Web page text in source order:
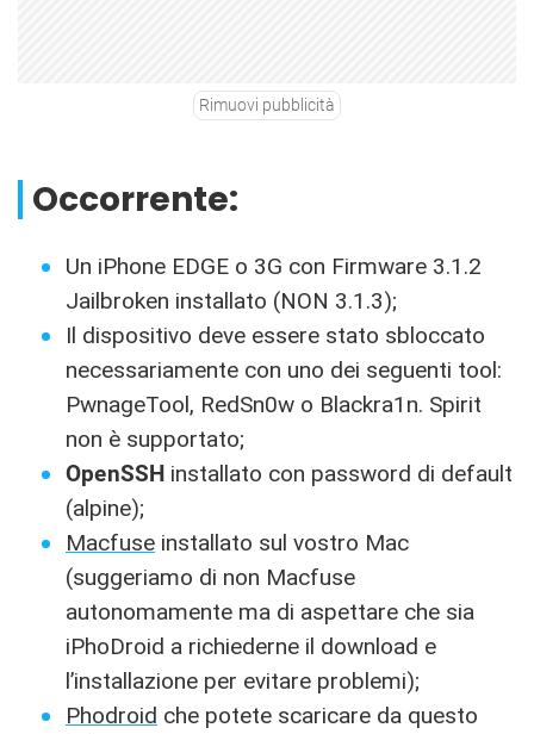
Rimuovi pubblicità
Occorrente:
Un iPhone EDGE o 3G con Firmware 3.1.2
Jailbroken installato (NON 3.1.3);
Il dispositivo deve essere stato sbloccato
necessariamente con uno dei seguenti tool:
PwnageTool, RedSn0w o Blackra1n. Spirit
non è supportato;
OpenSSH installato con password di default
(alpine);
Macfuse installato sul vostro Mac
(suggeriamo di non Macfuse
autonomamente ma di aspettare che sia
iPhoDroid a richiederne il download e
l’installazione per evitare problemi);
Phodroid che potete scaricare da questo